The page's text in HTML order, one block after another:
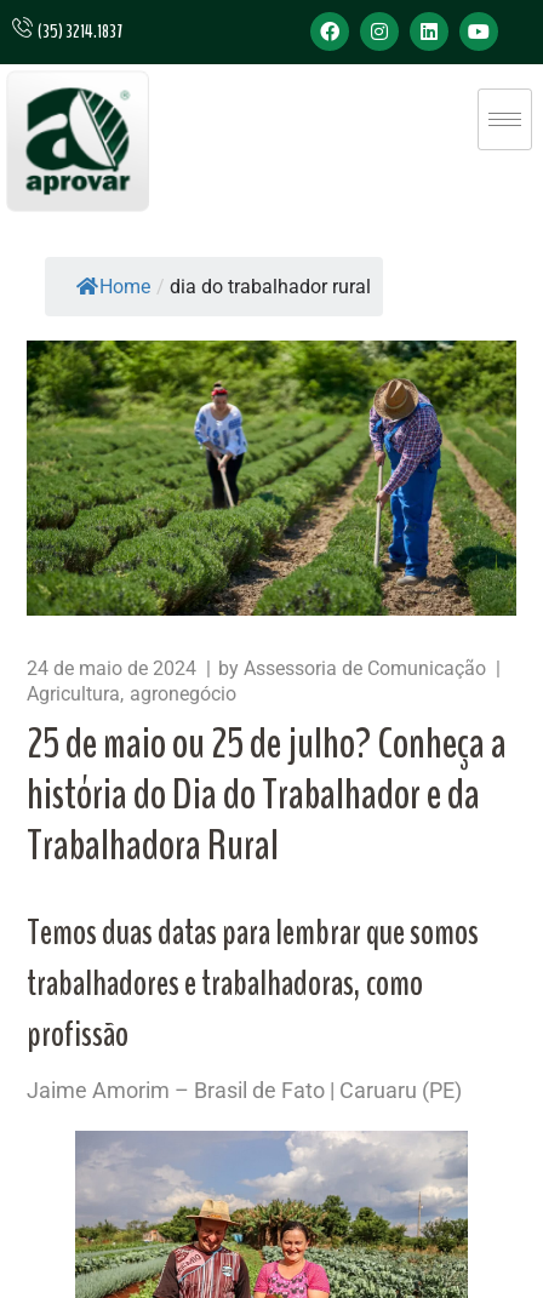
(35) 3214.1837
Home / dia do trabalhador rural
24 de maio de 2024 byAssessoria de Comunicação
Agricultura agronegócio
25 de maio ou 25 de julho? Conheça a
história do Dia do Trabalhador e da
Trabalhadora Rural
Temos duas datas para lembrar que somos
trabalhadores e trabalhadoras, como
profissão
Jaime Amorim – Brasil de Fato | Caruaru (PE)